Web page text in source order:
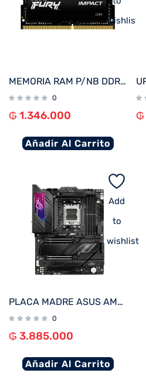
wishlist
MEMORIA RAM P/NB DDR4 16GB 3200 KINGSTON FURY IMPACT KF432S20IB/16
0
₲ 1.346.000
Añadir Al Carrito
₲
Add
to
wishlist
PLACA MADRE ASUS AM5 ROG STRIX X670E-E GAMING WIFI S/R/HDMI/DP/WIFI/4M2/DP/USB3.2/DDR5/ATX
0
₲ 3.885.000
Añadir Al Carrito